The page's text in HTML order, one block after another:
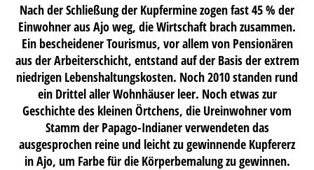
Nach der Schließung der Kupfermine zogen fast 45 % der
Einwohner aus Ajo weg, die Wirtschaft brach zusammen.
Ein bescheidener Tourismus, vor allem von Pensionären
aus der Arbeiterschicht, entstand auf der Basis der extrem
niedrigen Lebenshaltungskosten. Noch 2010 standen rund
ein Drittel aller Wohnhäuser leer. Noch etwas zur
Geschichte des kleinen Örtchens, die Ureinwohner vom
Stamm der Papago-Indianer verwendeten das
ausgesprochen reine und leicht zu gewinnende Kupfererz
in Ajo, um Farbe für die Körperbemalung zu gewinnen.